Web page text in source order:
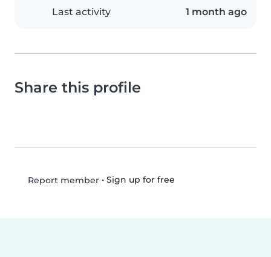
Last activity 1 month ago
Share this profile
Report member• Sign up for free